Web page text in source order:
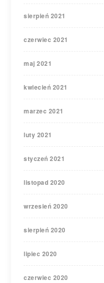
sierpień 2021
czerwiec 2021
maj 2021
kwiecień 2021
marzec 2021
luty 2021
styczeń 2021
listopad 2020
wrzesień 2020
sierpień 2020
lipiec 2020
czerwiec 2020